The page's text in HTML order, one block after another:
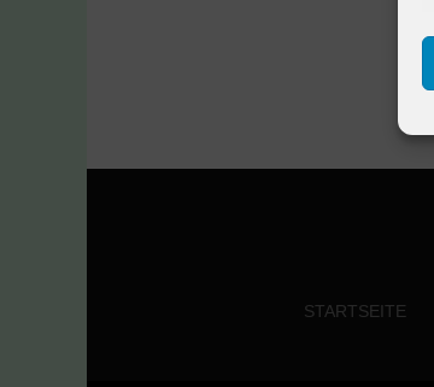
STARTSEITE